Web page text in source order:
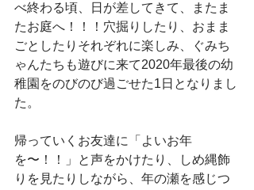
べ終わる頃、日が差してきて、またま
たお庭へ！！！穴掘りしたり、おまま
ごとしたりそれぞれに楽しみ、ぐみち
ゃんたちも遊びに来て2020年最後の幼
稚園をのびのび過ごせた1日となりまし
た。
帰っていくお友達に「よいお年
を〜！！」と声をかけたり、しめ縄飾
りを見たりしながら、年の瀬を感じつ